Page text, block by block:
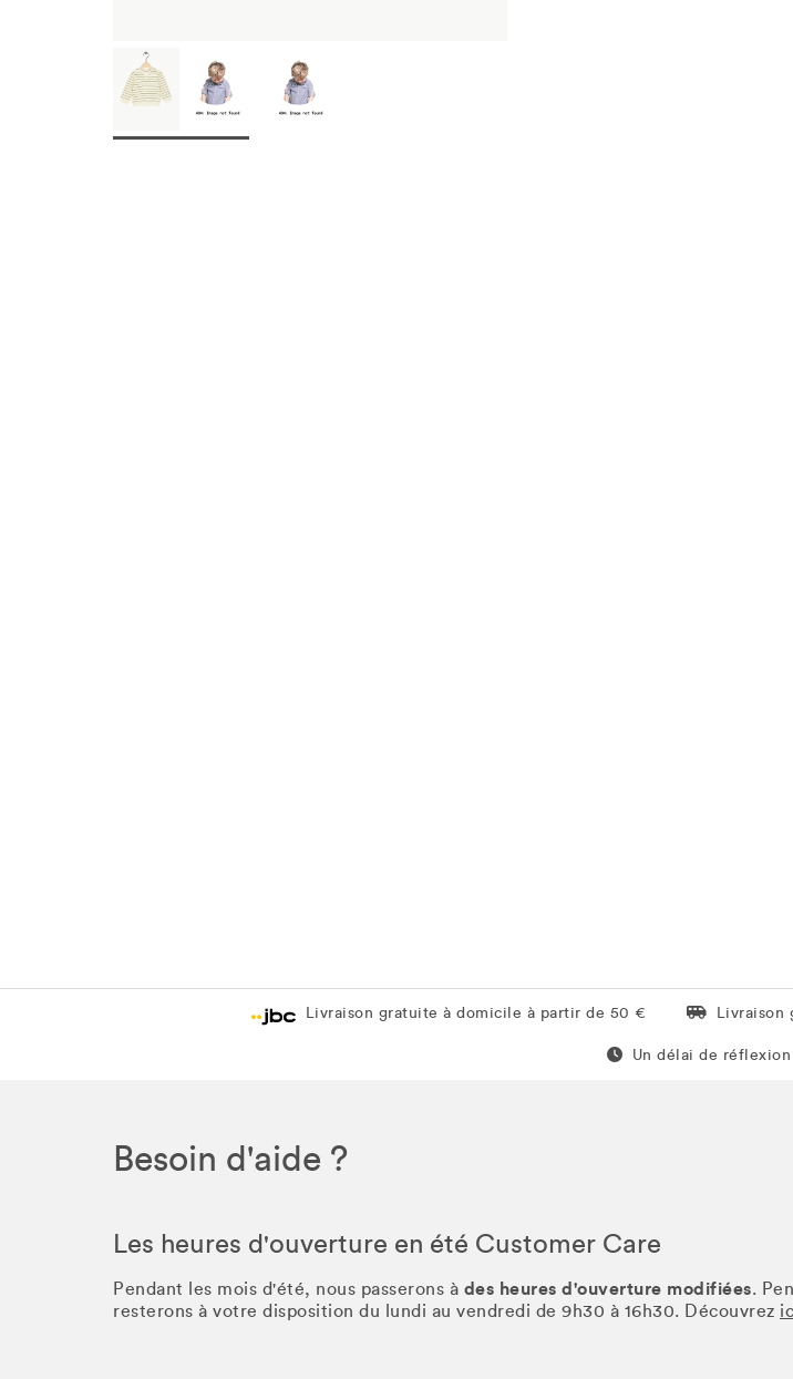
Livraison gratuite à domicile à partir de 50 € Livraison
Livraison
Un délai de réflexion
Un délai de
Besoin d'aide ?
Les heures d'ouverture en été Customer Care
Pendant les mois d'été, nous passerons à des heures d'ouverture modifiées.
resterons à votre disposition du lundi au vendredi de 9h30 à 16h30. Découvrez